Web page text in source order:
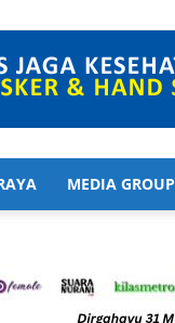
MEDIA GROUP